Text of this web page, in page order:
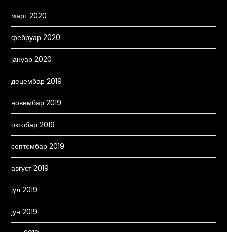
март 2020
фебруар 2020
јануар 2020
децембар 2019
новембар 2019
октобар 2019
септембар 2019
август 2019
јул 2019
јун 2019